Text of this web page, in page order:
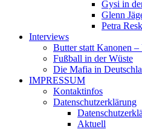
Gysi in
Glenn
Petra
Interviews
Butter statt Kanonen
Fußball in der Wüste
Die Mafia in
IMPRESSUM
Kontaktinfos
Datenschutzerklärung
Aktuell